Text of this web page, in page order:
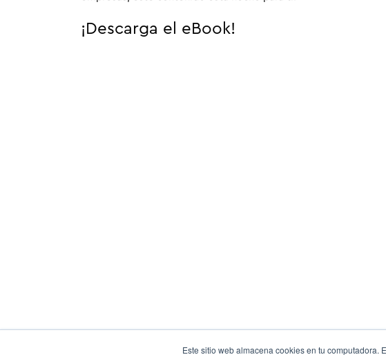
Este sitio web almacena cookies en tu
¡Descarga el eBook!